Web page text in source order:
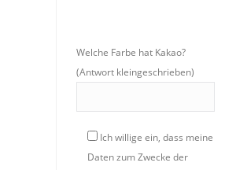
Welche Farbe hat Kakao?
(Antwort kleingeschrieben)
Ich willige ein, dass meine
Daten zum Zwecke der